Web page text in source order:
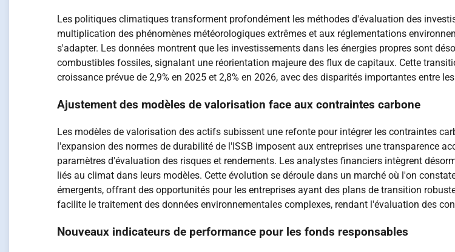
Les politiques climatiques transforment profondément les méthodes d'évaluation des
multiplication des phénomènes météorologiques extrêmes et aux réglementations
s'adapter. Les données montrent que les investissements dans les énergies propres sont
combustibles fossiles, signalant une réorientation majeure des flux de capitaux. Cette
croissance prévue de 2,9% en 2025 et 2,8% en 2026, avec des disparités importantes entre
Ajustement des modèles de valorisation face aux contraintes carbone
Les modèles de valorisation des actifs subissent une refonte pour intégrer les contraintes
l'expansion des normes de durabilité de l'ISSB imposent aux entreprises une transparence
paramètres d'évaluation des risques et rendements. Les analystes financiers intègrent
liés au climat dans leurs modèles. Cette évolution se déroule dans un marché où l'on
émergents, offrant des opportunités pour les entreprises ayant des plans de transition
facilite le traitement des données environnementales complexes, rendant l'évaluation des
Nouveaux indicateurs de performance pour les fonds responsables